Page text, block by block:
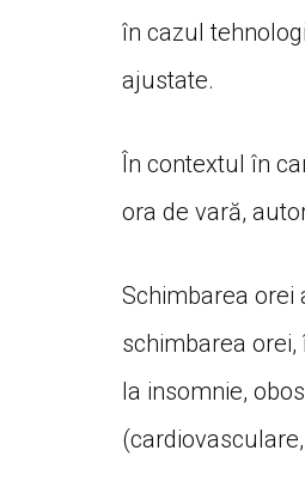
în cazul
ajustate.
În contextul în
ora de vară,
Schimbarea orei
schimbarea
la insomnie,